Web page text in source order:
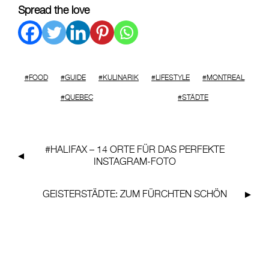
Spread the love
FOOD GUIDE KULINARIK LIFESTYLE MONTREAL
QUEBEC STÄDTE
#HALIFAX– 14 ORTE FÜR DAS PERFEKTE
INSTAGRAM-FOTO
GEISTERSTÄDTE: ZUM FÜRCHTEN SCHÖN